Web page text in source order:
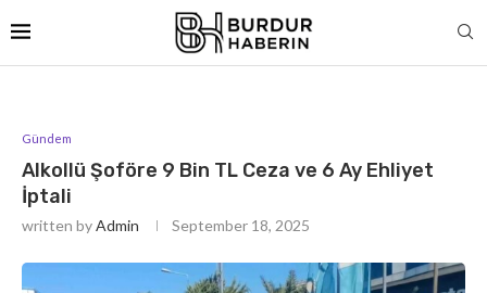
Gündem
Alkollü Şoföre 9 Bin TL Ceza ve 6 Ay Ehliyet
İptali
written byAdmin September 18, 2025